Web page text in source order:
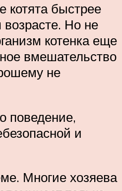
котята быстрее
возрасте. Но не
котенка еще
вмешательство
не
поведение,
и
Многие хозяева